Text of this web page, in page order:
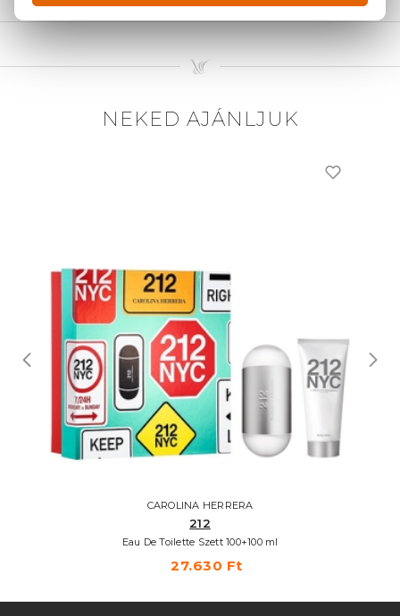
NEKED AJÁNLJUK
CAROLINA HERRERA
212
Eau De Toilette Szett 100+100 ml
27.630 Ft